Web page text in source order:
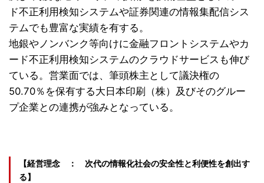
ド不正利用検知システムや証券関連の情報集配信シス
テムでも豊富な実績を有する。
地銀やノンバンク等向けに金融フロントシステムやカ
ード不正利用検知システムのクラウドサービスも伸び
ている。営業面では、筆頭株主として議決権の
50.70％を保有する大日本印刷（株）及びそのグルー
プ企業との連携が強みとなっている。
【経営理念 ： 次代の情報化社会の安全性と利便性を創出す
る】